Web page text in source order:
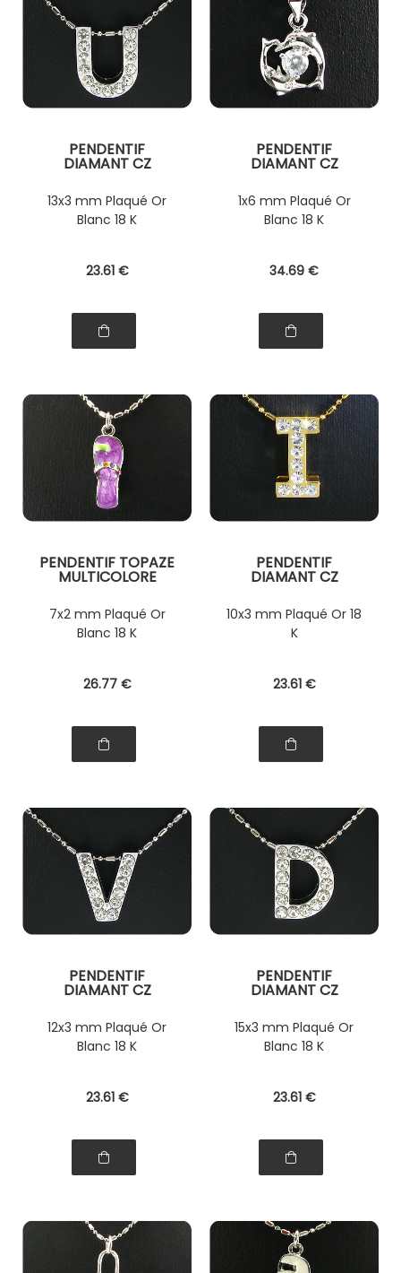
PENDENTIF
DIAMANT CZ
13x3 mm Plaqué Or
Blanc 18 K
23.61 €
PENDENTIF
DIAMANT CZ
1x6 mm Plaqué Or
Blanc 18 K
34.69 €
PENDENTIF TOPAZE
MULTICOLORE
7x2 mm Plaqué Or
Blanc 18 K
26.77 €
PENDENTIF
DIAMANT CZ
10x3 mm Plaqué Or 18
K
23.61 €
PENDENTIF
DIAMANT CZ
12x3 mm Plaqué Or
Blanc 18 K
23.61 €
PENDENTIF
DIAMANT CZ
15x3 mm Plaqué Or
Blanc 18 K
23.61 €